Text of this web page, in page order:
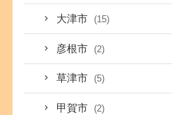
大津市 (15)
彦根市 (2)
草津市 (5)
甲賀市 (2)